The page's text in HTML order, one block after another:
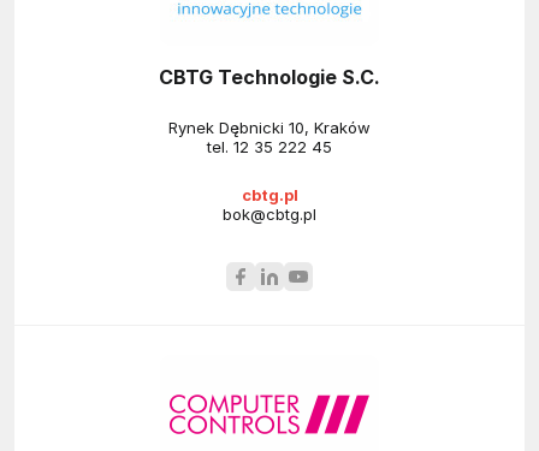
CBTG Technologie S.C.
Rynek Dębnicki 10, Kraków
tel. 12 35 222 45
cbtg.pl
bok@cbtg.pl